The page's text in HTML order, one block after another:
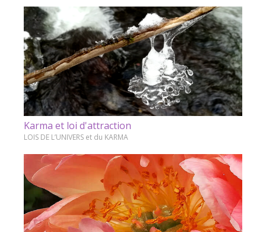
Karma et loi d'attraction
LOIS DE L’UNIVERS et du KARMA